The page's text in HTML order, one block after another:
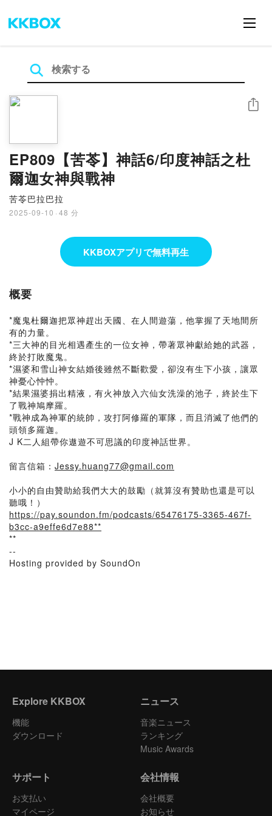
EP809【苦苓】神話6/印度神話之杜
爾迦女神與戰神
苦苓巴拉巴拉
2025-09-10 · 48 分
シェア
KKBOXアプリで無料再生
概要
*魔鬼杜爾迦把眾神趕出天國、在人間遊蕩，他掌握了天地間所
有的力量。
*三大神的目光相遇產生的一位女神，帶著眾神獻給她的武器，
終於打敗魔鬼。
*濕婆和雪山神女結婚後雖然不斷歡愛，卻沒有生下小孩，讓眾
神憂心忡忡。
*結果濕婆捐出精液，有火神放入六仙女洗澡的池子，終於生下
了戰神鳩摩羅。
*戰神成為神軍的統帥，攻打阿修羅的軍隊，而且消滅了他們的
頭領多羅迦。
J K二人組帶你遨遊不可思議的印度神話世界。
留言信箱： Jessy.huang77@gmail.com
小小的自由贊助給我們大大的鼓勵（就算沒有贊助也還是可以
聽哦！）
https://pay.soundon.fm/podcasts/65476175-3365-467f-
b3cc-a9effe6d7e88**
**
--
Hosting provided by SoundOn
Explore KKBOX
機能
ダウンロード
ニュース
音楽ニュース
ランキング
Music Awards
サポート
お支払い
マイページ
会社情報
会社概要
お知らせ